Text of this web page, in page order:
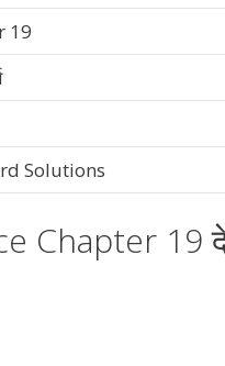
19
Solutions
Chapter 19